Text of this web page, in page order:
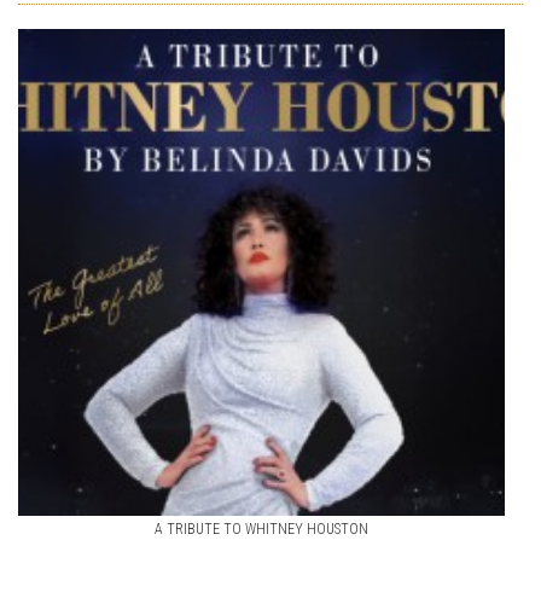
A TRIBUTE TO WHITNEY HOUSTON